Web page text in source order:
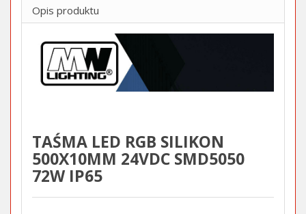
Opis produktu
TAŚMA LED RGB SILIKON
500X10MM 24VDC SMD5050
72W IP65